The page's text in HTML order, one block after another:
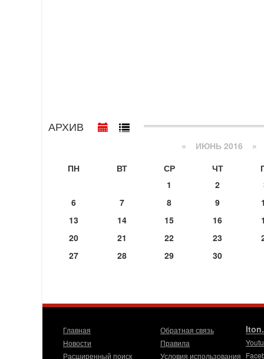
АРХИВ
« ИЮНЬ 2016 »
ПН
ВТ СР ЧТ
1
2
6
7 8 9
13
14 15 16
20
21 22 23
27
28 29 30
Главная
Новости
Расширенный поиск
Обратная связь
Правила
Условия использования